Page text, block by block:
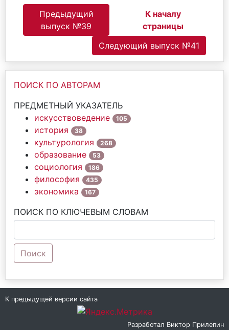
Предыдущий
выпуск №39
К началу
страницы
Следующий выпуск №41
ПОИСК ПО АВТОРАМ
ПРЕДМЕТНЫЙ УКАЗАТЕЛЬ
искусствоведение
105
история 38
культурология 268
образование 53
социология 186
философия 435
экономика 167
ПОИСК ПО КЛЮЧЕВЫМ СЛОВАМ
Поиск
К предыдущей версии сайта
Разработал Виктор Прилепин